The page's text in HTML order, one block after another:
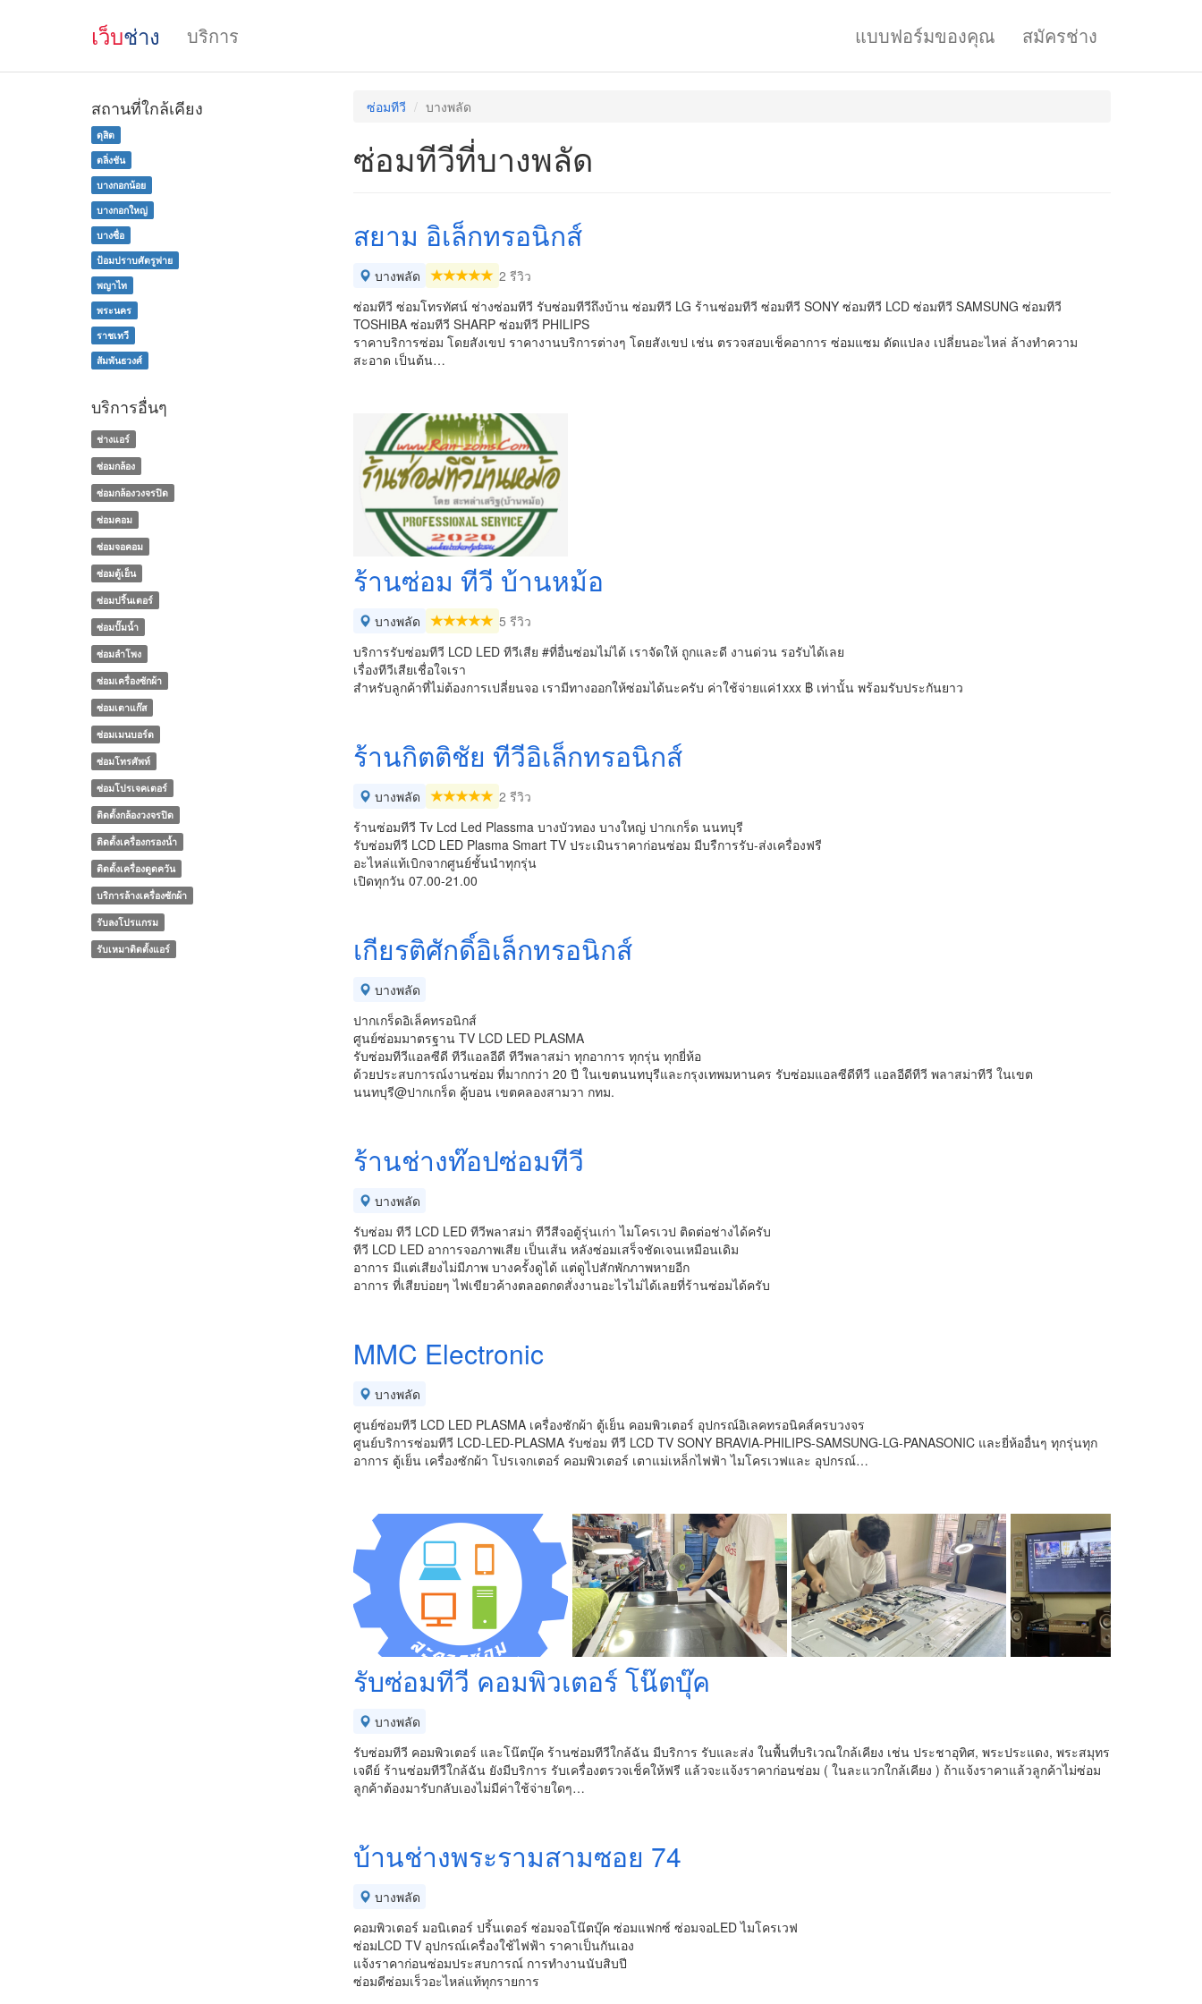
เว็บช่าง บริการ แบบฟอร์มของคุณ สมัครช่าง
ซ่อมทีวี บางพลัด
ซ่อมทีวีที่บางพลัด
สยาม อิเล็กทรอนิกส์
บางพลัด
2 รีวิว
ซ่อมทีวี ซ่อมโทรทัศน์ ช่างซ่อมทีวี รับซ่อมทีวีถึงบ้าน ซ่อมทีวี LG ร้านซ่อมทีวี ซ่อมทีวี SONY ซ่อมทีวี LCD ซ่อมทีวี SAMSUNG ซ่อมทีวี
TOSHIBA ซ่อมทีวี SHARP ซ่อมทีวี PHILIPS
ราคาบริการซ่อม โดยสังเขป ราคางานบริการต่างๆ โดยสังเขป เช่น ตรวจสอบเช็คอาการ ซ่อมแซม ดัดแปลง เปลี่ยนอะไหล่ ล้างทำความ
สะอาด เป็นต้น…
ร้านซ่อม ทีวี บ้านหม้อ
บางพลัด
5 รีวิว
บริการรับซ่อมทีวี LCD LED ทีวีเสีย #ที่อื่นซ่อมไม่ได้ เราจัดให้ ถูกและดี งานด่วน รอรับได้เลย
เรื่องทีวีเสียเชื่อใจเรา
สำหรับลูกค้าที่ไม่ต้องการเปลี่ยนจอ เรามีทางออกให้ซ่อมได้นะครับ ค่าใช้จ่ายแค่1xxx ฿ เท่านั้น พร้อมรับประกันยาว
ร้านกิตติชัย ทีวีอิเล็กทรอนิกส์
บางพลัด
2 รีวิว
ร้านซ่อมทีวี Tv Lcd Led Plassma บางบัวทอง บางใหญ่ ปากเกร็ด นนทบุรี
รับซ่อมทีวี LCD LED Plasma Smart TV ประเมินราคาก่อนซ่อม มีบรืการรับ-ส่งเครื่องฟรี
อะไหล่แท้เบิกจากศูนย์ชั้นนำทุกรุ่น
เปิดทุกวัน 07.00-21.00
เกียรติศักดิ์อิเล็กทรอนิกส์
บางพลัด
ปากเกร็ดอิเล็คทรอนิกส์
ศูนย์ซ่อมมาตรฐาน TV LCD LED PLASMA
รับซ่อมทีวีแอลซีดี ทีวีแอลอีดี ทีวีพลาสม่า ทุกอาการ ทุกรุ่น ทุกยี่ห้อ
ด้วยประสบการณ์งานซ่อม ที่มากกว่า 20 ปี ในเขตนนทบุรีและกรุงเทพมหานคร รับซ่อมแอลซีดีทีวี แอลอีดีทีวี พลาสม่าทีวี ในเขต
นนทบุรี@ปากเกร็ด คู้บอน เขตคลองสามวา กทม.
ร้านช่างท๊อปซ่อมทีวี
บางพลัด
รับซ่อม ทีวี LCD LED ทีวีพลาสม่า ทีวีสีจอตู้รุ่นเก่า ไมโครเวป ติดต่อช่างได้ครับ
ทีวี LCD LED อาการจอภาพเสีย เป็นเส้น หลังซ่อมเสร็จชัดเจนเหมือนเดิม
อาการ มีแต่เสียงไม่มีภาพ บางครั้งดูได้ แต่ดูไปสักพักภาพหายอีก
อาการ ที่เสียบ่อยๆ ไฟเขียวค้างตลอดกดสั่งงานอะไรไม่ได้เลยที่ร้านซ่อมได้ครับ
MMC Electronic
บางพลัด
ศูนย์ซ่อมทีวี LCD LED PLASMA เครื่องซักผ้า ตู้เย็น คอมพิวเตอร์ อุปกรณ์อิเลคทรอนิคส์ครบวงจร
ศูนย์บริการซ่อมทีวี LCD-LED-PLASMA รับซ่อม ทีวี LCD TV SONY BRAVIA-PHILIPS-SAMSUNG-LG-PANASONIC และยี่ห้ออื่นๆ ทุกรุ่นทุก
อาการ ตู้เย็น เครื่องซักผ้า โปรเจกเตอร์ คอมพิวเตอร์ เตาแม่เหล็กไฟฟ้า ไมโครเวฟและ อุปกรณ์…
รับซ่อมทีวี คอมพิวเตอร์ โน๊ตบุ๊ค
บางพลัด
รับซ่อมทีวี คอมพิวเตอร์ และโน๊ตบุ๊ค ร้านซ่อมทีวีใกล้ฉัน มีบริการ รับและส่ง ในพื้นที่บริเวณใกล้เคียง เช่น ประชาอุทิศ, พระประแดง, พระสมุทร
เจดีย์ ร้านซ่อมทีวีใกล้ฉัน ยังมีบริการ รับเครื่องตรวจเช็คให้ฟรี แล้วจะแจ้งราคาก่อนซ่อม ( ในละแวกใกล้เคียง ) ถ้าแจ้งราคาแล้วลูกค้าไม่ซ่อม
ลูกค้าต้องมารับกลับเองไม่มีค่าใช้จ่ายใดๆ…
บ้านช่างพระรามสามซอย 74
บางพลัด
คอมพิวเตอร์ มอนิเตอร์ ปริ้นเตอร์ ซ่อมจอโน๊ตบุ๊ค ซ่อมแฟกซ์ ซ่อมจอLED ไมโครเวฟ
ซ่อมLCD TV อุปกรณ์เครื่องใช้ไฟฟ้า ราคาเป็นกันเอง
แจ้งราคาก่อนซ่อมประสบการณ์ การทำงานนับสิบปี
ซ่อมดีซ่อมเร็วอะไหล่แท้ทุกรายการ
สถานที่ใกล้เคียง
ดุสิต
ตลิ่งชัน
บางกอกน้อย
บางกอกใหญ่
บางซื่อ
ป้อมปราบศัตรูพ่าย
พญาไท
พระนคร
ราชเทวี
สัมพันธวงศ์
บริการอื่นๆ
ช่างแอร์
ซ่อมกล้อง
ซ่อมกล้องวงจรปิด
ซ่อมคอม
ซ่อมจอคอม
ซ่อมตู้เย็น
ซ่อมปริ้นเตอร์
ซ่อมปั๊มน้ำ
ซ่อมลำโพง
ซ่อมเครื่องซักผ้า
ซ่อมเตาแก๊ส
ซ่อมเมนบอร์ด
ซ่อมโทรศัพท์
ซ่อมโปรเจคเตอร์
ติดตั้งกล้องวงจรปิด
ติดตั้งเครื่องกรองน้ำ
ติดตั้งเครื่องดูดควัน
บริการล้างเครื่องซักผ้า
รับลงโปรแกรม
รับเหมาติดตั้งแอร์